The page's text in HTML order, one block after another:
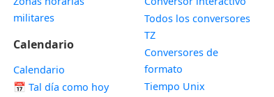
militares
Calendario
Calendario
📅 Tal día como hoy
Todos los conversores
TZ
Conversores de
formato
Tiempo Unix